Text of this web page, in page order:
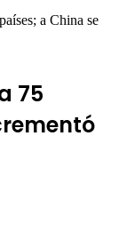
a China se
75